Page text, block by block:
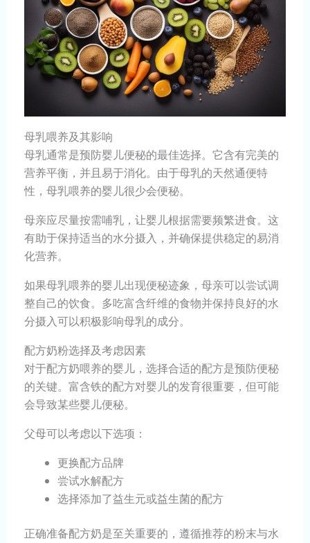
母乳喂养及其影响
母乳通常是预防婴儿便秘的最佳选择。它含有完美的
营养平衡，并且易于消化。由于母乳的天然通便特
性，母乳喂养的婴儿很少会便秘。
母亲应尽量按需哺乳，让婴儿根据需要频繁进食。这
有助于保持适当的水分摄入，并确保提供稳定的易消
化营养。
如果母乳喂养的婴儿出现便秘迹象，母亲可以尝试调
整自己的饮食。多吃富含纤维的食物并保持良好的水
分摄入可以积极影响母乳的成分。
配方奶粉选择及考虑因素
对于配方奶喂养的婴儿，选择合适的配方是预防便秘
的关键。富含铁的配方对婴儿的发育很重要，但可能
会导致某些婴儿便秘。
父母可以考虑以下选项：
更换配方品牌
尝试水解配方
选择添加了益生元或益生菌的配方
正确准备配方奶是至关重要的，遵循推荐的粉末与水